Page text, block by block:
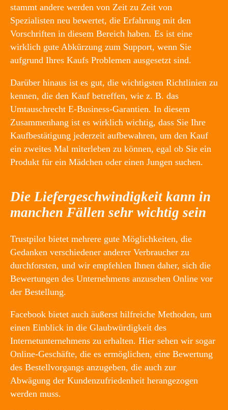
stammt andere werden von Zeit zu Zeit von
Spezialisten neu bewertet, die Erfahrung mit den
Vorschriften in diesem Bereich haben. Es ist eine
wirklich gute Abkürzung zum Support, wenn Sie
aufgrund Ihres Kaufs Problemen ausgesetzt sind.
Darüber hinaus ist es gut, die wichtigsten Richtlinien zu
kennen, die den Kauf betreffen, wie z. B. das
Umtauschrecht E-Business-Garantien. In diesem
Zusammenhang ist es wirklich wichtig, dass Sie Ihre
Kaufbestätigung jederzeit aufbewahren, um den Kauf
ein zweites Mal miterleben zu können, egal ob Sie ein
Produkt für ein Mädchen oder einen Jungen suchen.
Die Liefergeschwindigkeit kann in
manchen Fällen sehr wichtig sein
Trustpilot bietet mehrere gute Möglichkeiten, die
Gedanken verschiedener anderer Verbraucher zu
durchforsten, und wir empfehlen Ihnen daher, sich die
Bewertungen des Unternehmens anzusehen Online vor
der Bestellung.
Facebook bietet auch äußerst hilfreiche Methoden, um
einen Einblick in die Glaubwürdigkeit des
Internetunternehmens zu erhalten. Hier sehen wir sogar
Online-Geschäfte, die es ermöglichen, eine Bewertung
des Bestellvorgangs anzugeben, die auch zur
Abwägung der Kundenzufriedenheit herangezogen
werden muss.